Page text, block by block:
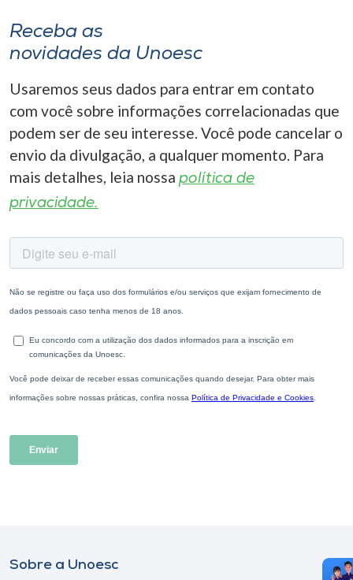
Selecione
o idioma
Receba as
novidades da Unoesc
Usaremos seus dados para entrar em contato
com você sobre informações correlacionadas que
podem ser de seu interesse. Você pode cancelar o
envio da divulgação, a qualquer momento. Para
mais detalhes, leia nossa política de
privacidade.
Sobre a Unoesc